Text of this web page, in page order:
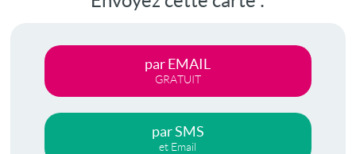
par EMAIL
GRATUIT
par SMS
et Email